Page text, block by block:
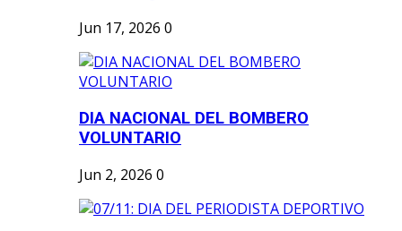
Jun 17, 2026 0
DIA NACIONAL DEL BOMBERO
VOLUNTARIO
Jun 2, 2026 0